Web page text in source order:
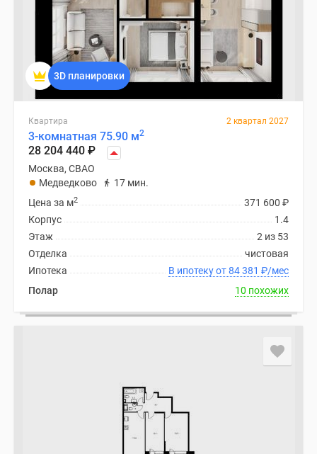
реновации
Новостройки
премиум-
класса
Новостройки
бизнес-
класса
Рассрочка
Траншевая
ипотека
коттеджи
Коттеджные
поселки
3D планировки
Квартира 2 квартал 2027
3-комнатная 75.90 м2
28 204 440 ₽
Москва, СВАО
Медведково
17 мин.
371 600 ₽
Цена за м2
1.4
Корпус
2 из 53
Этаж
чистовая
Отделка
В ипотеку от 84 381 ₽/мес
Ипотека
Полар
10 похожих